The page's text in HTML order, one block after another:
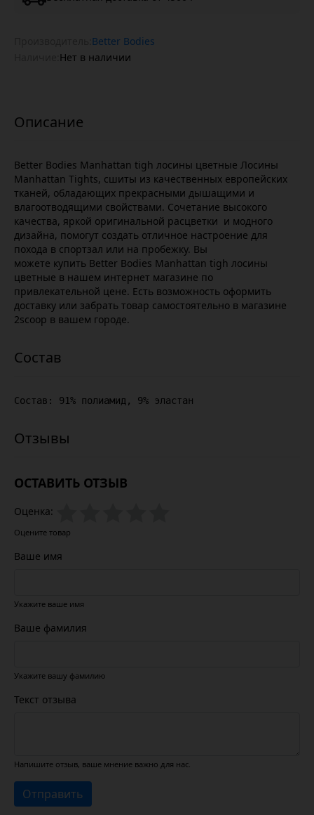
Better Bodies
Нет в наличии
Better Bodies Manhattan tigh лосины цветные Лосины
Manhattan Tights, сшиты из качественных европейских
тканей, обладающих прекрасными дышащими и
влагоотводящими свойствами. Сочетание высокого
качества, яркой оригинальной расцветки и модного
дизайна, помогут создать отличное настроение для
похода в спортзал или на пробежку. Вы
можете купить Better Bodies Manhattan tigh лосины
цветные в нашем интернет магазине по
привлекательной цене. Есть возможность оформить
доставку или забрать товар самостоятельно в магазине
2scoop в вашем городе.
Состав: 91% полиамид, 9% эластан
ОСТАВИТЬ ОТЗЫВ
Оценка:
Оцените товар
Ваше имя
Укажите ваше имя
Ваше фамилия
Укажите вашу фамилию
Текст отзыва
Напишите отзыв, ваше мнение важно для нас.
Отправить